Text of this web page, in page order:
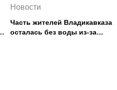
Новости
Часть жителей Владикавказа
осталась без воды из-за